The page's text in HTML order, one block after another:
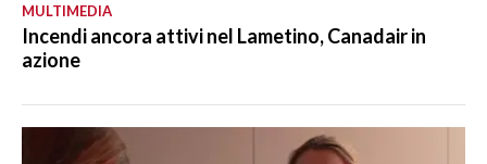
MULTIMEDIA
Incendi ancora attivi nel Lametino, Canadair in
azione